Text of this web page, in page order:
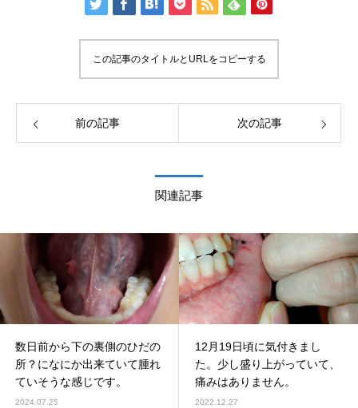
この記事のタイトルとURLをコピーする
前の記事 次の記事
関連記事
数日前から下の裏側のひだの
所？になにか出来ていて腫れ
ていそうな感じです。
2024.07.25
12月19日頃に気付きまし
た。少し盛り上がっていて、
痛みはありません。
2022.12.27